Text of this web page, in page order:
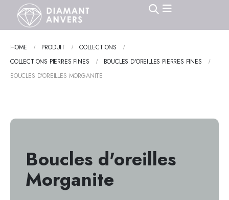
HOME PRODUIT
COLLECTIONS
COLLECTIONS PIERRES FINES
BOUCLES D'OREILLES PIERRES FINES
BOUCLES D'OREILLES MORGANITE
Boucles d'oreilles
Morganite